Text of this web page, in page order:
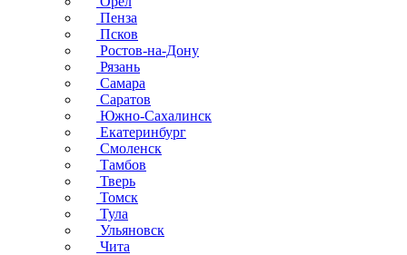
Пенза
Псков
Ростов-на-Дону
Рязань
Самара
Саратов
Южно-Сахалинск
Екатеринбург
Смоленск
Тамбов
Тверь
Томск
Тула
Ульяновск
Чита